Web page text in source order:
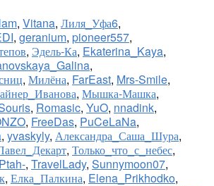
, Vitana, Лиля_Уфа6,
, geranium, pioneer557,
, Эдель-Ка, Ekaterina_Kaya,
,
, Милёна, FarEast, Mrs-Smile,
, Мышка-Машка,
, Romasic, YuO, nnadink,
, FreeDas, PuCeLaNa,
, yvaskyly, Александра_Саша_Шура,
, Только_что_с_небес,
, TravelLady, Sunnymoon07,
, Елка_Палкина, Elena_Prikhodko,